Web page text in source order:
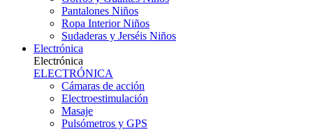
Pantalones Niños
Ropa Interior Niños
Sudaderas y Jerséis Niños
Electrónica
Electrónica
ELECTRÓNICA
Cámaras de acción
Electroestimulación
Masaje
Pulsómetros y GPS